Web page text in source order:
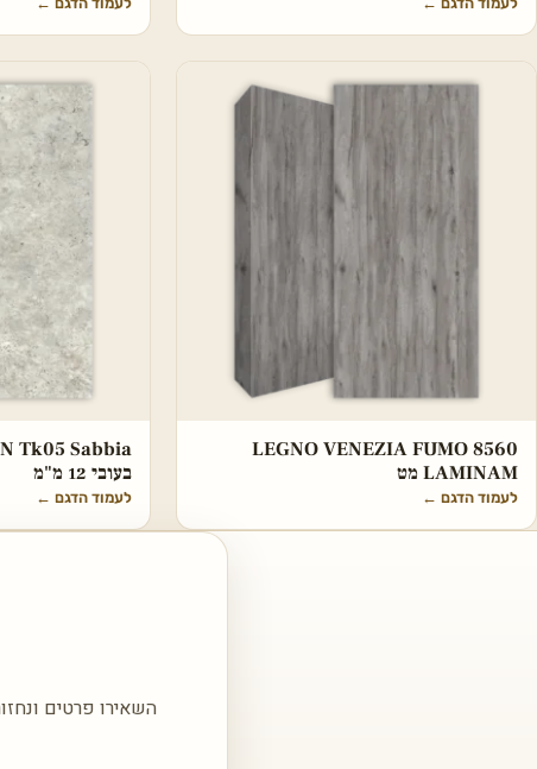
LEGNO VENEZIA FUMO 8560
LAMINAM מט
לעמוד הדגם ←
בעובי 12 מ"מ
לעמוד הדגם ←